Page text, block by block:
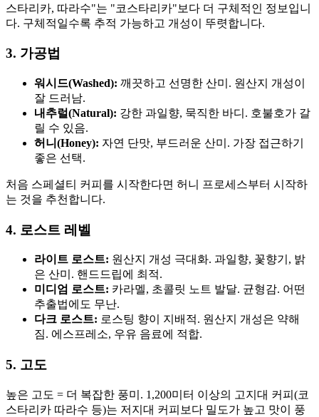
스타리카, 따라수"는 "코스타리카"보다 더 구체적인 정보입니
다. 구체적일수록 추적 가능하고 개성이 뚜렷합니다.
3. 가공법
워시드(Washed): 깨끗하고 선명한 산미. 원산지 개성이
잘 드러남.
내추럴(Natural): 강한 과일향, 묵직한 바디. 호불호가 갈
릴 수 있음.
허니(Honey): 자연 단맛, 부드러운 산미. 가장 접근하기
좋은 선택.
처음 스페셜티 커피를 시작한다면 허니 프로세스부터 시작하
는 것을 추천합니다.
4. 로스트 레벨
라이트 로스트: 원산지 개성 극대화. 과일향, 꽃향기, 밝
은 산미. 핸드드립에 최적.
미디엄 로스트: 카라멜, 초콜릿 노트 발달. 균형감. 어떤
추출법에도 무난.
다크 로스트: 로스팅 향이 지배적. 원산지 개성은 약해
짐. 에스프레소, 우유 음료에 적합.
5. 고도
높은 고도 = 더 복잡한 풍미. 1,200미터 이상의 고지대 커피(코
스타리카 따라수 등)는 저지대 커피보다 밀도가 높고 맛이 풍